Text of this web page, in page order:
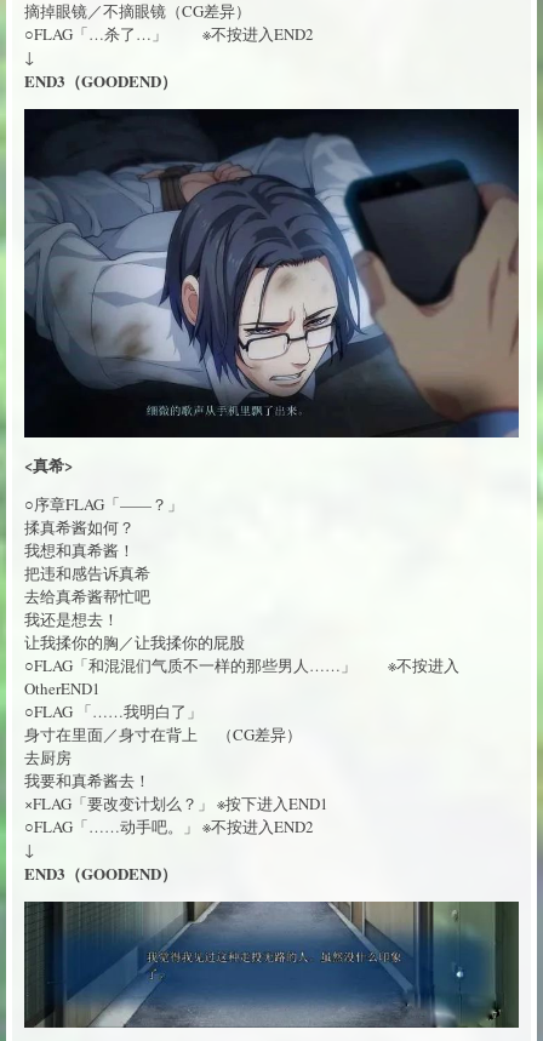
摘掉眼镜／不摘眼镜（CG差异）
○FLAG「…杀了…」 ※不按进入END2
↓
END3（GOODEND）
<真希>
○序章FLAG「——？」
揉真希酱如何？
我想和真希酱！
把违和感告诉真希
去给真希酱帮忙吧
我还是想去！
让我揉你的胸／让我揉你的屁股
○FLAG「和混混们气质不一样的那些男人……」 ※不按进入
OtherEND1
○FLAG 「……我明白了」
身寸在里面／身寸在背上 （CG差异）
去厨房
我要和真希酱去！
×FLAG「要改变计划么？」 ※按下进入END1
○FLAG「……动手吧。」 ※不按进入END2
↓
END3（GOODEND）